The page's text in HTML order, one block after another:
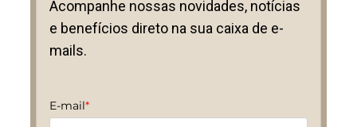
Acompanhe nossas novidades, notícias
e benefícios direto na sua caixa de e-
mails.
E-mail*